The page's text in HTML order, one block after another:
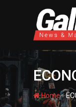
n
Home-